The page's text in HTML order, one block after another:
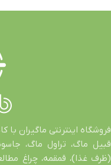
فروشگاه اینترنتی ماگیران
قبیل ماگ، تراول ماگ،
(ظرف غذا)، قمقمه، چراغ